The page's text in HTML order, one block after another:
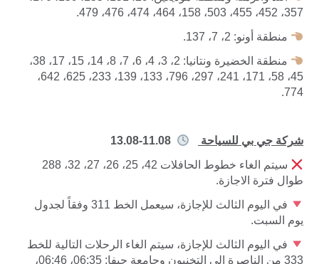
357، 452، 455، 503، 158، 464، 474، 476، 479.
منطقة أونو: 2، 7، 137.
منطقة الخضيرة ونتانيا: 2، 3، 4، 6، 7، 8، 14، 15، 17، 38،
45، 58، 171، 241، 297، 796، 133، 139، 233، 625، 642،
774.
شركة جي بي للسياحة
11.08-13.08
سيتم الغاء خطوط الحافلات 42، 25، 26، 27، 32، 288
طوال فترة الاجازة.
في اليوم الثالث للإجازة، سيعمل الخط 311 وفقاً لجدول
يوم السبت.
في اليوم الثالث للإجازة، سيتم الغاء الرحلات التالية للخط
333 من الناصرة الى التخنيون وجامعة حيفا: 06:35، 06:46،